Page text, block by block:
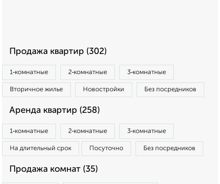
Продажа квартир (302)
1‑комнатные 2‑комнатные 3‑комнатные
Вторичное жилье Новостройки Без посредников
Аренда квартир (258)
1‑комнатные 2‑комнатные 3‑комнатные
На длительный срок Посуточно Без посредников
Продажа комнат (35)